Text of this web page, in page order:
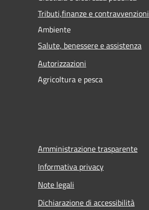
Tributi,finanze e contravvenzioni
Ambiente
Salute, benessere e assistenza
Autorizzazioni
Agricoltura e pesca
Amministrazione trasparente
Informativa privacy
Note legali
Dichiarazione di accessibilità